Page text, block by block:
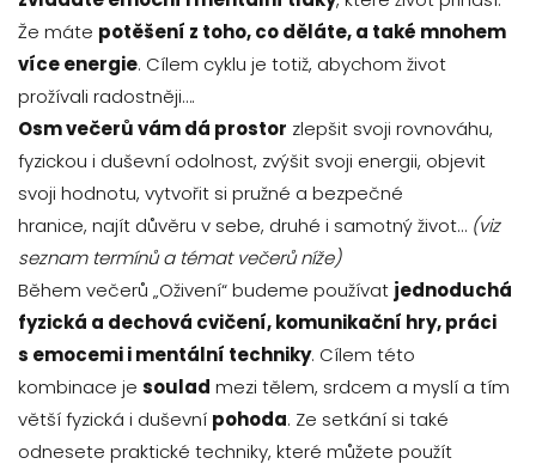
Že máte potěšení z toho, co děláte, a také mnohem
více energie. Cílem cyklu je totiž, abychom život
prožívali radostněji….
Osm večerů vám dá prostor zlepšit svoji rovnováhu,
fyzickou i duševní odolnost, zvýšit svoji energii, objevit
svoji hodnotu, vytvořit si pružné a bezpečné
hranice, najít důvěru v sebe, druhé i samotný život… (viz
seznam termínů a témat večerů níže)
Během večerů „Oživení“ budeme používat jednoduchá
fyzická a dechová cvičení, komunikační hry, práci
s emocemi i mentální techniky. Cílem této
kombinace je soulad mezi tělem, srdcem a myslí a tím
větší fyzická i duševní pohoda. Ze setkání si také
odnesete praktické techniky, které můžete použít